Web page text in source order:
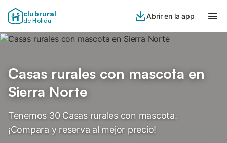
clubrural
de Holidu
Abrir en la app
Casas rurales con mascota en
Sierra Norte
Tenemos 30 Casas rurales con mascota.
¡Compara y reserva al mejor precio!